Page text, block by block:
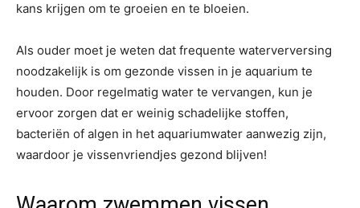
kans krijgen om te groeien en te bloeien.
Als ouder moet je weten dat frequente waterverversing
noodzakelijk is om gezonde vissen in je aquarium te
houden. Door regelmatig water te vervangen, kun je
ervoor zorgen dat er weinig schadelijke stoffen,
bacteriën of algen in het aquariumwater aanwezig zijn,
waardoor je vissenvriendjes gezond blijven!